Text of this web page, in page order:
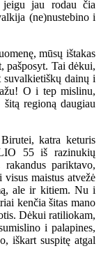
jau rodau čia
(ne)nustebino i
mūsų ištakas
pašposyt. Tai dėkui,
suvalkietiškų dainų i
O i tep mislinu,
regioną daugiau
katra keturis
55 iš razinukių
pariktavo,
visus maistus atvežė
ale ir kitiem. Nu i
kenčia šitas mano
Dėkui ratiliokam,
i palapines,
iškart suspitę atgal